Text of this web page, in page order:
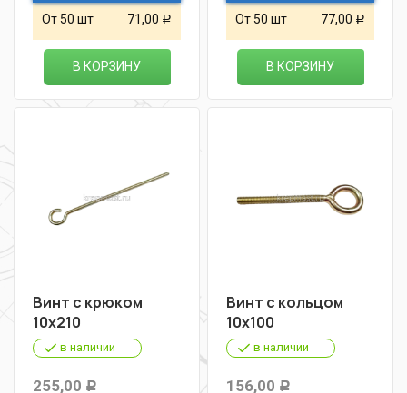
От 50 шт 71,00 Р
В КОРЗИНУ
От 50 шт 77,00 Р
В КОРЗИНУ
Винт с крюком
10х210
в наличии
255,00 Р
Винт с кольцом
10х100
в наличии
156,00 Р